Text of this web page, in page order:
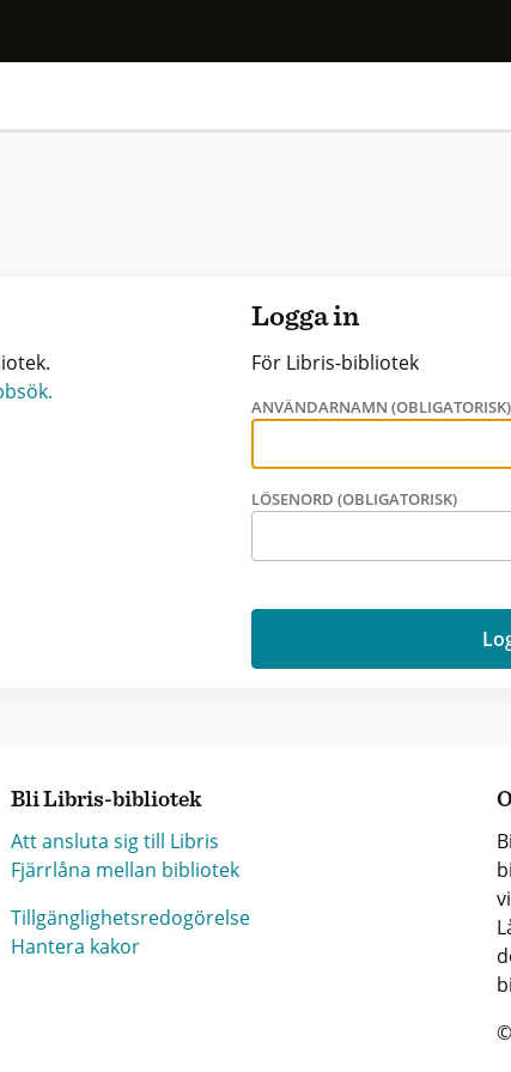
Logga in
För Libris-bibliotek
ANVÄNDARNAMN (OBLIGATORISK)
LÖSENORD (OBLIGATORISK)
Bli Libris-bibliotek
Att ansluta sig till Libris
Fjärrlåna mellan bibliotek
Tillgänglighetsredogörelse
Hantera kakor